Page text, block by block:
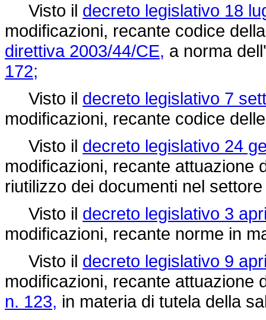
Visto il decreto legislativo 18
modificazioni, recante codice
direttiva 2003/44/CE, a norma
172;
Visto il decreto legislativo 7
modificazioni, recante codice
Visto il decreto legislativo 24
modificazioni, recante attuazione
riutilizzo dei documenti nel
Visto il decreto legislativo 3
modificazioni, recante norme in
Visto il decreto legislativo 9
modificazioni, recante attuazione
n. 123, in materia di tutela della